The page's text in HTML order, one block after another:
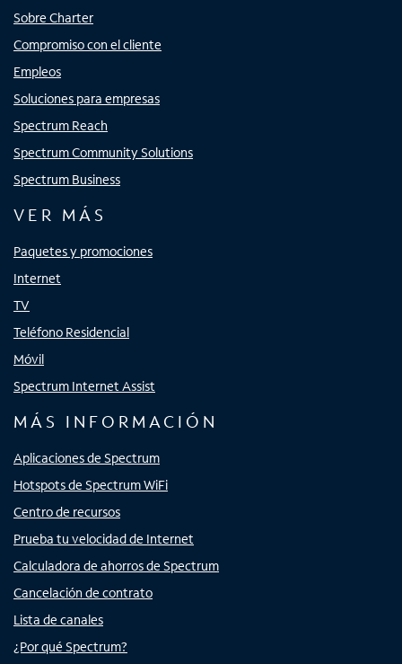
Sobre Charter
Compromiso con el cliente
Empleos
Soluciones para empresas
Spectrum Reach
Spectrum Community Solutions
Spectrum Business
VER MÁS
Paquetes y promociones
Internet
TV
Teléfono Residencial
Móvil
Spectrum Internet Assist
MÁS INFORMACIÓN
Aplicaciones de Spectrum
Hotspots de Spectrum WiFi
Centro de recursos
Prueba tu velocidad de Internet
Calculadora de ahorros de Spectrum
Cancelación de contrato
Lista de canales
¿Por qué Spectrum?